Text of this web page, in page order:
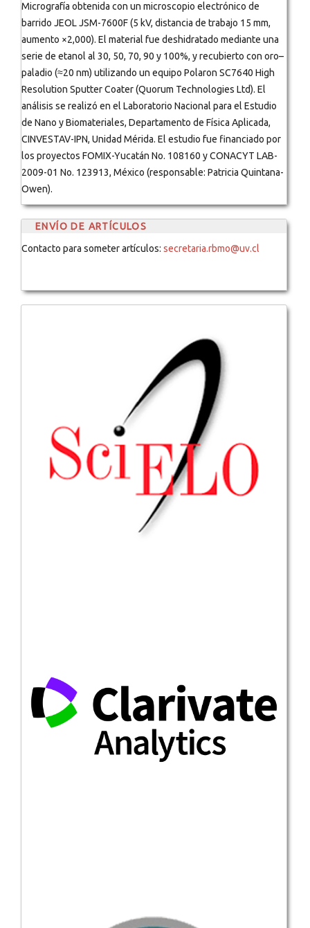
Micrografía obtenida con un microscopio electrónico de
barrido JEOL JSM-7600F (5 kV, distancia de trabajo 15 mm,
aumento ×2,000). El material fue deshidratado mediante una
serie de etanol al 30, 50, 70, 90 y 100%, y recubierto con oro–
paladio (≈20 nm) utilizando un equipo Polaron SC7640 High
Resolution Sputter Coater (Quorum Technologies Ltd). El
análisis se realizó en el Laboratorio Nacional para el Estudio
de Nano y Biomateriales, Departamento de Física Aplicada,
CINVESTAV-IPN, Unidad Mérida. El estudio fue financiado por
los proyectos FOMIX-Yucatán No. 108160 y CONACYT LAB-
2009-01 No. 123913, México (responsable: Patricia Quintana-
Owen).
ENVÍO DE ARTÍCULOS
Contacto para someter artículos: secretaria.rbmo@uv.cl